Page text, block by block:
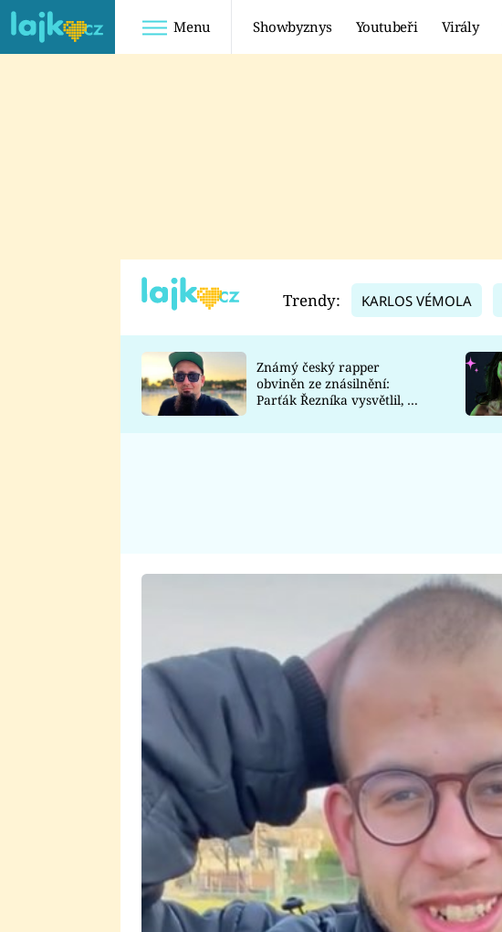
Menu Showbyznys Youtubeři Virály
TADEÁŠ KUBĚNKA
DATEL
Trendy: KARLOS VÉMOLA
Známý český rapper
obviněn ze znásilnění:
Parťák Řezníka vysvětlil, co